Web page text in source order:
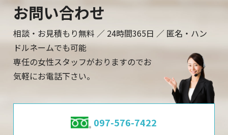
お問い合わせ
相談・お見積もり無料 ／ 24時間365日 ／ 匿名・ハン
ドルネームでも可能
専任の女性スタッフがおりますのでお
気軽にお電話下さい。
097-576-7422